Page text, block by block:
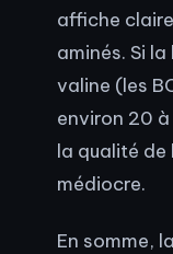
affiche
aminés. Si la
valine (les
environ 20
la qualité
médiocre.
En somme,